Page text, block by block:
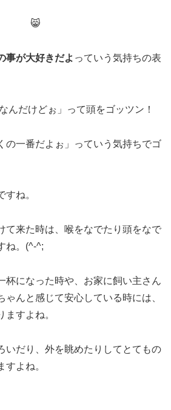
😸
事が大好きだよ っていう気持ちの表
んだけどぉ」って頭をゴッツン！
の一番だよぉ」っていう気持ちでゴ
すね。
て来た時は、喉をなでたり頭をなで
ね。(^-^;
杯になった時や、お家に飼い主さん
ゃんと感じて安心している時には、
ますよね。
いだり、外を眺めたりしてとてもの
すよね。